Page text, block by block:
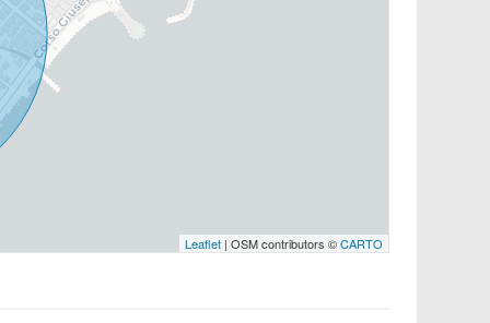
Leaflet| OSM contributors ©CARTO